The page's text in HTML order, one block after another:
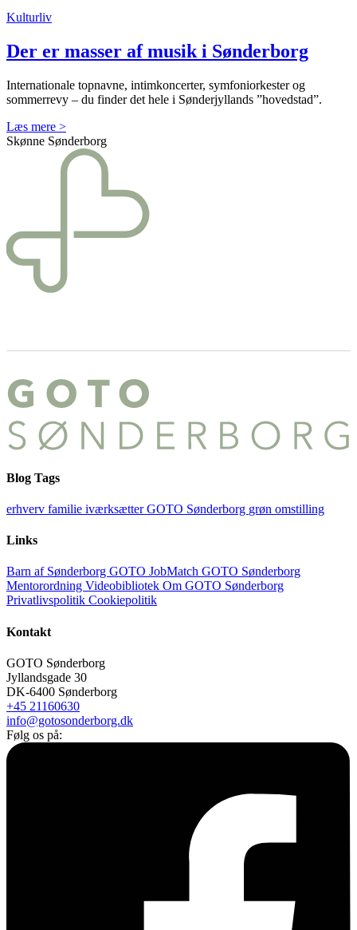
Kulturliv
Der er masser af musik i Sønderborg
Internationale topnavne, intimkoncerter, symfoniorkester og
sommerrevy – du finder det hele i Sønderjyllands ”hovedstad”.
Læs mere >
Skønne Sønderborg
Blog Tags
erhverv familie iværksætterGOTO Sønderborg grøn omstilling
Links
Barn af Sønderborg GOTO JobMatch GOTO Sønderborg
Mentorordning Videobibliotek Om GOTO Sønderborg
Privatlivspolitik Cookiepolitik
Kontakt
GOTO Sønderborg
Jyllandsgade 30
DK-6400 Sønderborg
+45 21160630
info@gotosonderborg.dk
Følg os på: